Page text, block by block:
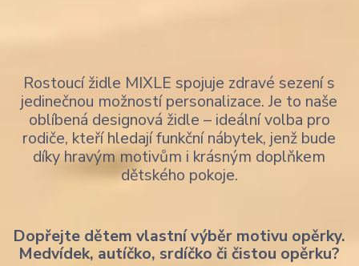
Rostoucí židle MIXLE spojuje zdravé sezení s
jedinečnou možností personalizace. Je to naše
oblíbená designová židle – ideální volba pro
rodiče, kteří hledají funkční nábytek, jenž bude
díky hravým motivům i krásným doplňkem
dětského pokoje.
Dopřejte dětem vlastní výběr motivu opěrky.
Medvídek, autíčko, srdíčko či čistou opěrku?